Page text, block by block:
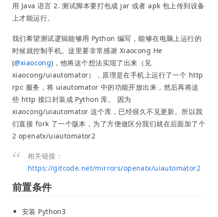
用 Java 语言 2. 测试脚本要打包成 jar 或者 apk 包上传到设备
上才能运行。
我们希望测试逻辑能够用 Python 编写，能够在电脑上运行的
时候就控制手机。这里要非常感谢 Xiaocong He
(@xiaocong)，他将这个想法实现了出来（见
xiaocong/uiautomator），原理是在手机上运行了一个 http
rpc 服务，将 uiautomator 中的功能开放出来，然后再将这
些 http 接口封装成 Python 库。 因为
xiaocong/uiautomator 这个库，已经很久不见更新。所以我
们直接 fork 了一个版本，为了方便做区分我们就在后面加了个
2 openatx/uiautomator2
相关链接：
https://gitcode.net/mirrors/openatx/uiautomator2
前置条件
安装 Python3